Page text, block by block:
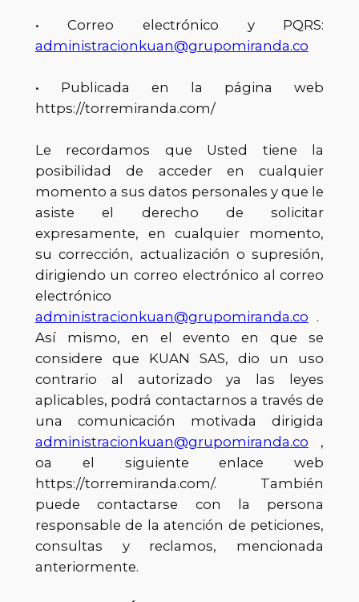
• Correo electrónico y PQRS:
administracionkuan@grupomiranda.co
• Publicada en la página web
https://torremiranda.com/
Le recordamos que Usted tiene la
posibilidad de acceder en cualquier
momento a sus datos personales y que le
asiste el derecho de solicitar
expresamente, en cualquier momento,
su corrección, actualización o supresión,
dirigiendo un correo electrónico al correo
electrónico
administracionkuan@grupomiranda.co .
Así mismo, en el evento en que se
considere que KUAN SAS, dio un uso
contrario al autorizado ya las leyes
aplicables, podrá contactarnos a través de
una comunicación motivada dirigida
administracionkuan@grupomiranda.co ,
oa el siguiente enlace web
https://torremiranda.com/. También
puede contactarse con la persona
responsable de la atención de peticiones,
consultas y reclamos, mencionada
anteriormente.